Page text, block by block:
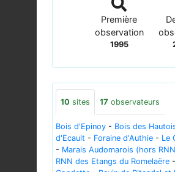
Première
observation
1995
10 sites 17 observateurs
Bois d'Epinoy - Bois des
d'Ecault - Foraine d'Authie - Le
- Marais Audomarois (hors
RNN des Etangs du Romelaëre -